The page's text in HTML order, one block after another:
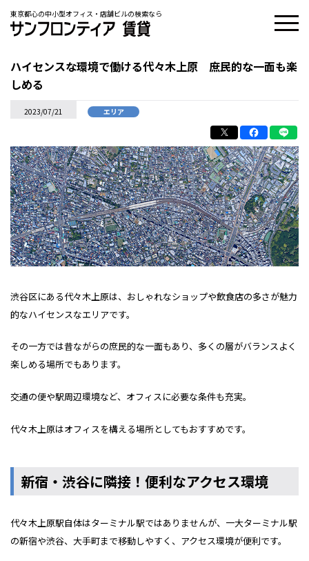
東京都心の中小型オフィス・店舗ビルの検索なら
ハイセンスな環境で働ける代々木上原 庶民的な一面も楽
しめる
2023/07/21 エリア
渋谷区にある代々木上原は、おしゃれなショップや飲食店の多さが魅力
的なハイセンスなエリアです。
その一方では昔ながらの庶民的な一面もあり、多くの層がバランスよく
楽しめる場所でもあります。
交通の便や駅周辺環境など、オフィスに必要な条件も充実。
代々木上原はオフィスを構える場所としてもおすすめです。
新宿・渋谷に隣接！便利なアクセス環境
代々木上原駅自体はターミナル駅ではありませんが、一大ターミナル駅
の新宿や渋谷、大手町まで移動しやすく、アクセス環境が便利です。